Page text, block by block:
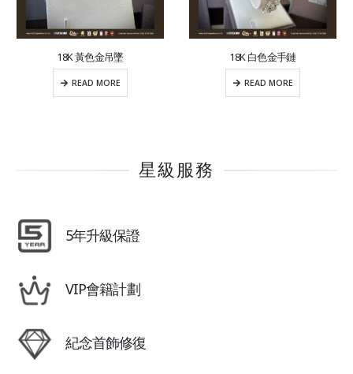
18K 黃色金吊墜
READ MORE
18K 白色金手鏈
READ MORE
星級服務
5年升級保證
VIP會籍計劃
紀念首飾修復